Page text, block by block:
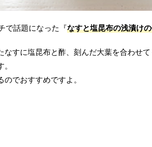
で話題になった『なすと塩昆布の浅漬け
なすに塩昆布と酢、刻んだ大葉を合わせ
のでおすすめですよ。